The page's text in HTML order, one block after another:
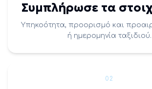
Συμπλήρωσε τα
Υπηκοότητα, προορισμό και
ή ημερομηνία ταξιδιού.
02